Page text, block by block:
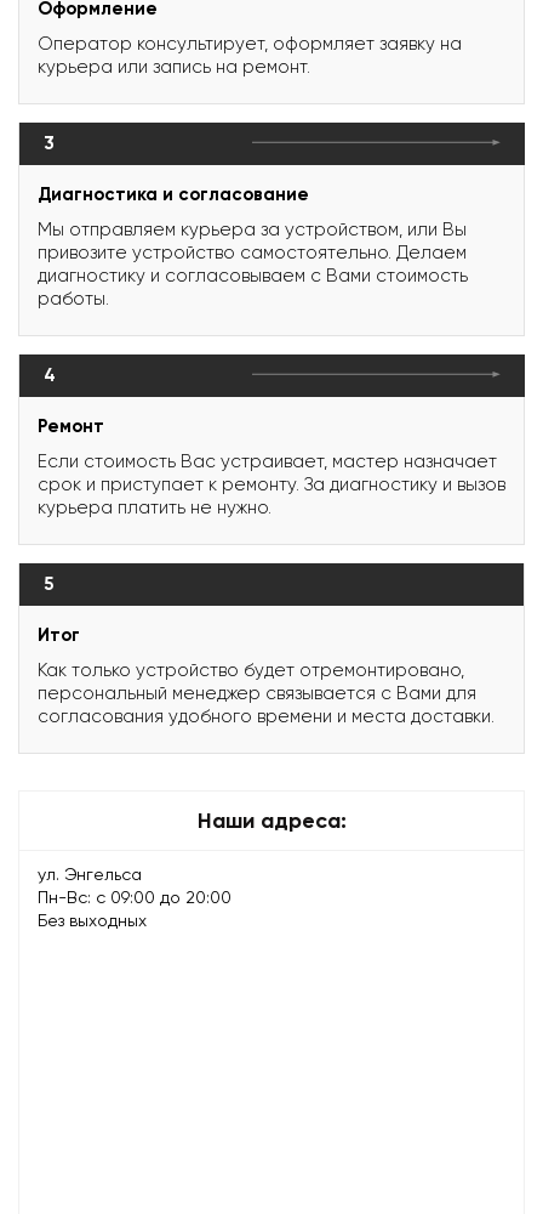
Оформление
Оператор консультирует, оформляет заявку на
курьера или запись на ремонт.
3
Диагностика и согласование
Мы отправляем курьера за устройством, или Вы
привозите устройство самостоятельно. Делаем
диагностику и согласовываем с Вами стоимость
работы.
4
Ремонт
Если стоимость Вас устраивает, мастер назначает
срок и приступает к ремонту. За диагностику и вызов
курьера платить не нужно.
5
Итог
Как только устройство будет отремонтировано,
персональный менеджер связывается с Вами для
согласования удобного времени и места доставки.
Наши адреса:
ул. Энгельса
Пн-Вс: с 09:00 до 20:00
Без выходных